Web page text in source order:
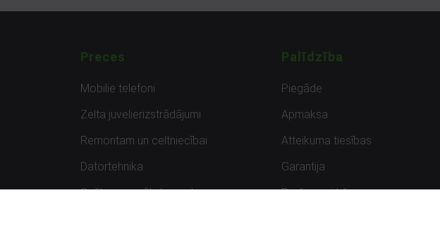
Preces
Mobilie telefoni
Zelta juvelierizstrādājumi
Remontam un celtniecībai
Datortehnika
Spēles un spēļu konsoles
Palīdzība
Piegāde
Apmaksa
Atteikuma tiesības
Garantija
Preču uzpirkšana